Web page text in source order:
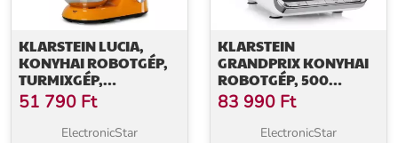
KLARSTEIN LUCIA,
KONYHAI ROBOTGÉP,
TURMIXGÉP,
HÚSDARÁLÓ, 1800 W
51 790 Ft
ElectronicStar
KLARSTEIN
GRANDPRIX KONYHAI
ROBOTGÉP, 500
W/1000 W, 2,5 L
NEMESACÉL
KEVERŐTÁL, FEHÉR
83 990 Ft
ElectronicStar